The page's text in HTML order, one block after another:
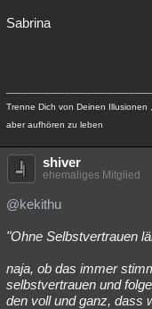
Sabrina
Trenne Dich von Deinen Illusionen
aber aufhören zu leben
shiver
ehemaliges Mitglied
@kekithu
"Ohne Selbstvertrauen
naja, ob das immer
selbstvertrauen und
den voll und ganz, dass